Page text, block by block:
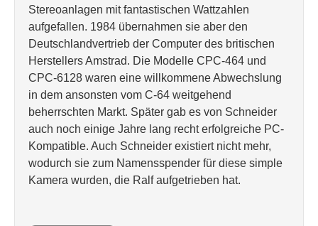
Stereoanlagen mit fantastischen Wattzahlen
aufgefallen. 1984 übernahmen sie aber den
Deutschlandvertrieb der Computer des britischen
Herstellers Amstrad. Die Modelle CPC-464 und
CPC-6128 waren eine willkommene Abwechslung
in dem ansonsten vom C-64 weitgehend
beherrschten Markt. Später gab es von Schneider
auch noch einige Jahre lang recht erfolgreiche PC-
Kompatible. Auch Schneider existiert nicht mehr,
wodurch sie zum Namensspender für diese simple
Kamera wurden, die Ralf aufgetrieben hat.